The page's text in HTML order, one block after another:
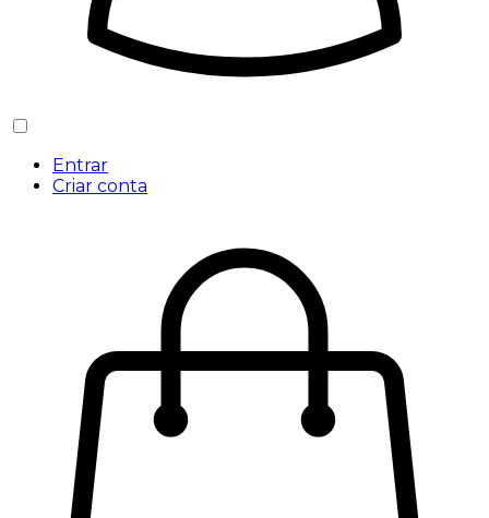
Entrar
Criar conta